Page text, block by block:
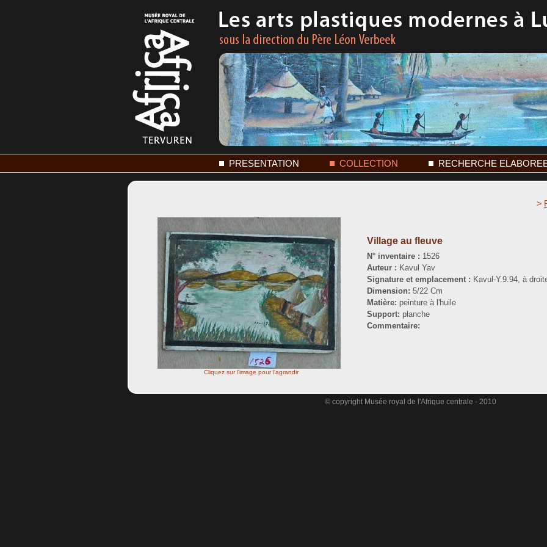
PRESENTATION COLLECTION RECHERCHE
>
Cliquez sur l'image pour l'agrandir
Village au fleuve
N° inventaire : 1526
Auteur : Kavul Yav
Signature et emplacement : Kavul-Y.9.94, à
Dimension: 5/22 Cm
Matière: peinture à l'huile
Support: planche
Commentaire:
© copyright Musée royal de l'Afrique centrale - 2010